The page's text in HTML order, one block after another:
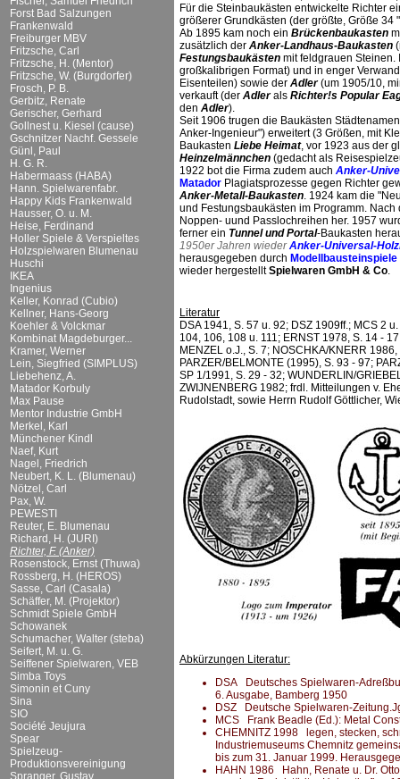
Forst Bad Salzungen
Frankenwald
Freiburger MBV
Fritzsche, Carl
Fritzsche, H. (Mentor)
Fritzsche, W. (Burgdorfer)
Frosch, P. B.
Gerbitz, Renate
Gerischer, Gerhard
Gollnest u. Kiesel (cause)
Gschnitzer Nachf. Gessele
Günl, Paul
H. G. R.
Habermaass (HABA)
Hann. Spielwarenfabr.
Happy Kids Frankenwald
Hausser, O. u. M.
Heise, Ferdinand
Holler Spiele & Verspieltes
Holzspielwaren Blumenau
Huschi
IKEA
Ingenius
Keller, Konrad (Cubio)
Kellner, Hans-Georg
Koehler & Volckmar
Kombinat Magdeburger...
Kramer, Werner
Lein, Siegfried (SIMPLUS)
Liebehenz, A.
Matador Korbuly
Max Pause
Mentor Industrie GmbH
Merkel, Karl
Münchener Kindl
Naef, Kurt
Nagel, Friedrich
Neubert, K. L. (Blumenau)
Nötzel, Carl
Pax, W.
PEWESTI
Reuter, E. Blumenau
Richard, H. (JURI)
Richter, F. (Anker)
Rosenstock, Ernst (Thuwa)
Rossberg, H. (HEROS)
Sasse, Carl (Casala)
Schäffer, M. (Projektor)
Schmidt Spiele GmbH
Schowanek
Schumacher, Walter (steba)
Seifert, M. u. G.
Seiffener Spielwaren, VEB
Simba Toys
Simonin et Cuny
Sina
SIO
Société Jeujura
Spear
Spielzeug-
Produktionsvereinigung
Spranger, Gustav
Für die Steinbaukästen entwickelte Richter
größerer Grundkästen (der größte, Größe
Ab 1895 kam noch ein Brückenbaukasten
zusätzlich der Anker-Landhaus-Baukasten
Festungsbaukästen mit feldgrauen
großkalibrigen Format) und in enger
Eisenteilen) sowie der Adler(um 1905/10,
verkauft (der Adlerals Richter!s Popular
den Adler).
Seit 1906 trugen die Baukästen
Anker-Ingenieur") erweitert (3 Größen, mit
Baukasten Liebe Heimat, vor 1923 aus der
Heinzelmännchen (gedacht als
1922 bot die Firma zudem auch Anker-
Matador Plagiatsprozesse gegen Richter
Anker-Metall-Baukasten. 1924 kam die
und Festungsbaukästen im Programm.
Noppen- uund Passlochreihen her. 1957
ferner ein Tunnel und Portal-Baukasten
1950er Jahren wiederAnker-Universal-
herausgegeben durch Modellbausteinspiele
wieder hergestelltSpielwaren GmbH & Co.
Literatur
DSA 1941, S. 57 u. 92; DSZ 1909ff.; MCS 2
104, 106, 108 u. 111; ERNST 1978, S. 14 -
MENZEL o.J., S. 7; NOSCHKA/KNERR
PARZER/BELMONTE (1995), S. 93 - 97;
SP 1/1991, S. 29 - 32; WUNDERLIN/
ZWIJNENBERG 1982; frdl. Mitteilungen v.
Rudolstadt, sowie Herrn Rudolf Göttlicher,
Abkürzungen Literatur:
DSA Deutsches Spielwaren-
6. Ausgabe, Bamberg 1950
DSZ Deutsche Spielwaren-
MCS Frank Beadle (Ed.): Metal
CHEMNITZ 1998 legen, stecken,
Industriemuseums Chemnitz
bis zum 31. Januar 1999.
HAHN 1986 Hahn, Renate u. Dr.